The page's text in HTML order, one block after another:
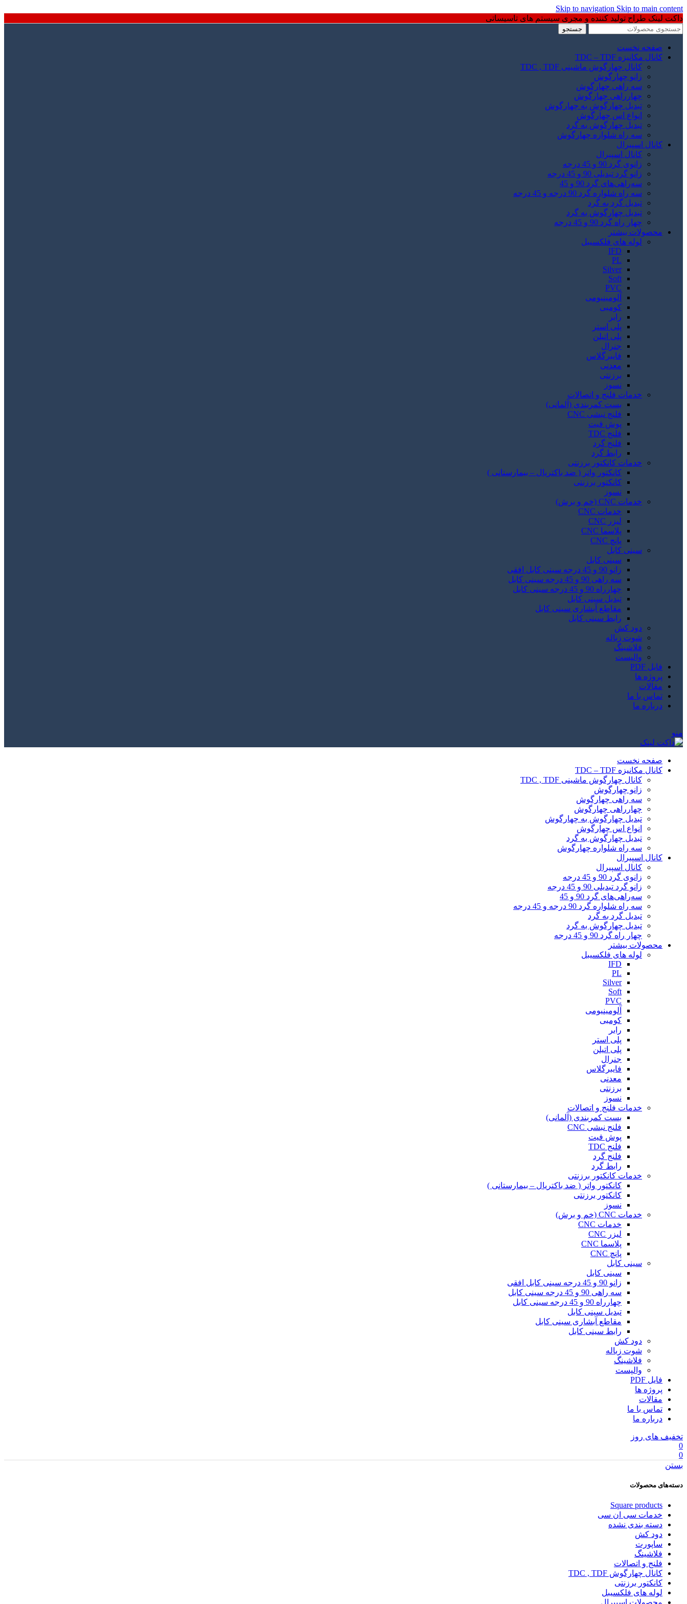
Skip to navigation Skip to main content
داکت لینک طراح تولید کننده و مجری سیستم های تاسیساتی
جستجو
صفحه نخست
کانال مکانیزه TDC – TDF
کانال چهارگوش ماشینی TDC , TDF
زانو چهارگوش
سه راهی چهارگوش
چهارراهی چهارگوش
تبدیل چهارگوش به چهارگوش
انواع اس چهارگوش
تبدیل چهارگوش به گرد
سه راه شلواره چهارگوش
کانال اسپیرال
کانال اسپیرال
زانوی گرد 90 و 45 درجه
زانو گرد تبدیلی 90 و 45 درجه
سه‌راهی‌های گرد 90 و 45
سه راه شلواره گرد 90 درجه و 45 درجه
تبدیل گرد به گرد
تبدیل چهارگوش به گرد
چهار راه گرد 90 و 45 درجه
محصولات بیشتر
لوله های فلکسیبل
IFD
PL
Silver
Soft
PVC
آلومینیومی
کومبی
رابر
پلی استر
پلی اتیلن
جنرال
فایبرگلاس
معدنی
برزنتی
نسوز
خدمات فلنج و اتصالات
بست کمربندی (آلمانی)
فلنج نبشی CNC
پوش فیت
فلنج TDC
فلنج گرد
رابط گرد
خدمات کانکتور برزنتی
کانکتور واتر ( ضد باکتریال – بیمارستانی )
کانکتور برزنتی
نسوز
خدمات CNC (خم و برش)
خدمات CNC
لیزر CNC
پلاسما CNC
پانچ CNC
سینی کابل
سینی کابل
زانو 90 و 45 درجه سینی کابل افقی
سه راهی 90 و 45 درجه سینی کابل
چهارراه 90 و 45 درجه سینی کابل
تبدیل سینی کابل
مقاطع آبشاری سینی کابل
رابط سینی کابل
دود کش
شوت زباله
فلاشینگ
والپست
فایل PDF
پروژه ها
مقالات
تماس با ما
درباره ما
منو
صفحه نخست
کانال مکانیزه TDC – TDF
کانال چهارگوش ماشینی TDC , TDF
زانو چهارگوش
سه راهی چهارگوش
چهارراهی چهارگوش
تبدیل چهارگوش به چهارگوش
انواع اس چهارگوش
تبدیل چهارگوش به گرد
سه راه شلواره چهارگوش
کانال اسپیرال
کانال اسپیرال
زانوی گرد 90 و 45 درجه
زانو گرد تبدیلی 90 و 45 درجه
سه‌راهی‌های گرد 90 و 45
سه راه شلواره گرد 90 درجه و 45 درجه
تبدیل گرد به گرد
تبدیل چهارگوش به گرد
چهار راه گرد 90 و 45 درجه
محصولات بیشتر
لوله های فلکسیبل
IFD
PL
Silver
Soft
PVC
آلومینیومی
کومبی
رابر
پلی استر
پلی اتیلن
جنرال
فایبرگلاس
معدنی
برزنتی
نسوز
خدمات فلنج و اتصالات
بست کمربندی (آلمانی)
فلنج نبشی CNC
پوش فیت
فلنج TDC
فلنج گرد
رابط گرد
خدمات کانکتور برزنتی
کانکتور واتر ( ضد باکتریال – بیمارستانی )
کانکتور برزنتی
نسوز
خدمات CNC (خم و برش)
خدمات CNC
لیزر CNC
پلاسما CNC
پانچ CNC
سینی کابل
سینی کابل
زانو 90 و 45 درجه سینی کابل افقی
سه راهی 90 و 45 درجه سینی کابل
چهارراه 90 و 45 درجه سینی کابل
تبدیل سینی کابل
مقاطع آبشاری سینی کابل
رابط سینی کابل
دود کش
شوت زباله
فلاشینگ
والپست
فایل PDF
پروژه ها
مقالات
تماس با ما
درباره ما
تخفیف های روز
0
0
بستن
دسته‌های محصولات
Square products
خدمات سی ان سی
دسته بندی نشده
دود کش
ساپورت
فلاشینگ
فلنج و اتصالات
کانال چهارگوش TDC , TDF
کانکتور برزنتی
لوله های فلکسیبل